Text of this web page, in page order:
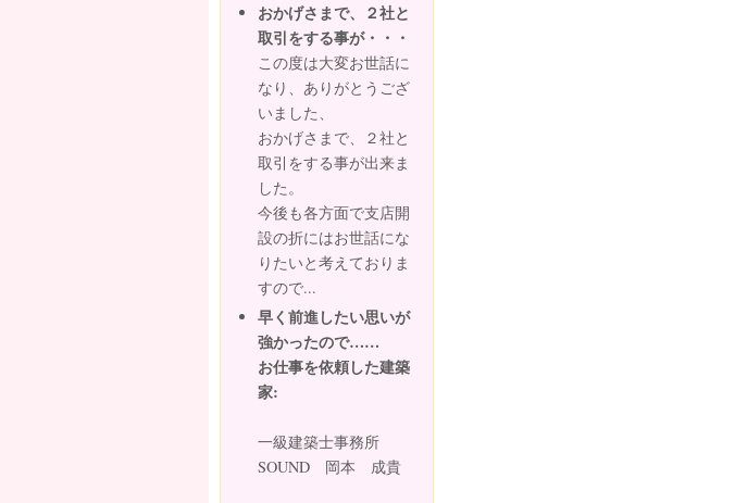
おかげさまで、２社と
取引をする事が・・・
この度は大変お世話に
なり、ありがとうござ
いました、
おかげさまで、２社と
取引をする事が出来ま
した。
今後も各方面で支店開
設の折にはお世話にな
りたいと考えておりま
すので...
早く前進したい思いが
強かったので……
お仕事を依頼した建築
家:
一級建築士事務所
SOUND 岡本 成貴